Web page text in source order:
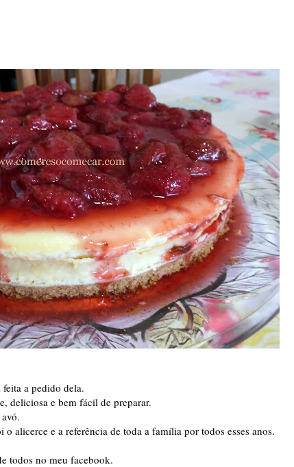
a pedido dela.
deliciosa e bem fácil de preparar.
alicerce e a referência de toda a família por todos esses anos.
todos no meu facebook.